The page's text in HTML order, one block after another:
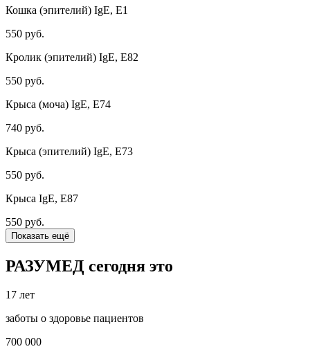
Кошка (эпителий) IgE, E1
550 руб.
Кролик (эпителий) IgE, E82
550 руб.
Крыса (моча) IgE, E74
740 руб.
Крыса (эпителий) IgE, E73
550 руб.
Крыса IgE, E87
550 руб.
Показать ещё
РАЗУМЕД сегодня это
17 лет
заботы о здоровье пациентов
700 000